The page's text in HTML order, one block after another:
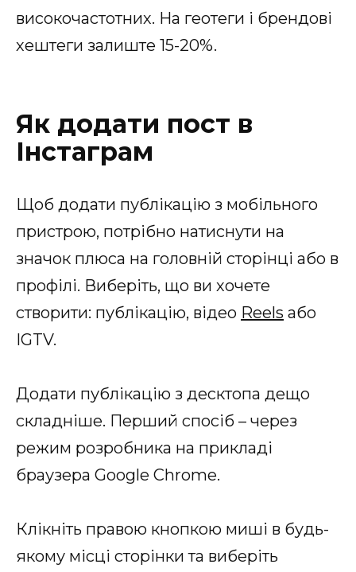
високочастотних. На геотеги і брендові
хештеги залиште 15-20%.
Як додати пост в
Інстаграм
Щоб додати публікацію з мобільного
пристрою, потрібно натиснути на
значок плюса на головній сторінці або в
профілі. Виберіть, що ви хочете
створити: публікацію, відео Reels або
IGTV.
Додати публікацію з десктопа дещо
складніше. Перший спосіб – через
режим розробника на прикладі
браузера Google Chrome.
Клікніть правою кнопкою миші в будь-
якому місці сторінки та виберіть